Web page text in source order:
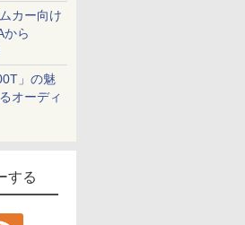
カー向け
から
」の魅
オーディ
する